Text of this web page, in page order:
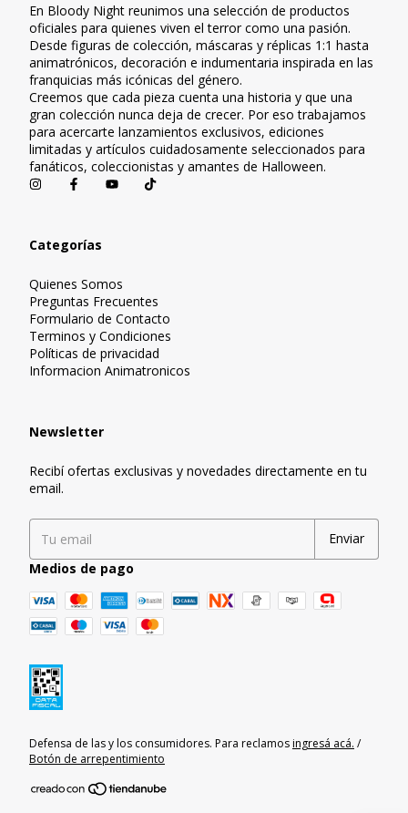
En Bloody Night reunimos una selección de productos
oficiales para quienes viven el terror como una pasión.
Desde figuras de colección, máscaras y réplicas 1:1 hasta
animatrónicos, decoración e indumentaria inspirada en las
franquicias más icónicas del género.
Creemos que cada pieza cuenta una historia y que una
gran colección nunca deja de crecer. Por eso trabajamos
para acercarte lanzamientos exclusivos, ediciones
limitadas y artículos cuidadosamente seleccionados para
fanáticos, coleccionistas y amantes de Halloween.
Categorías
Quienes Somos
Preguntas Frecuentes
Formulario de Contacto
Terminos y Condiciones
Políticas de privacidad
Informacion Animatronicos
Newsletter
Recibí ofertas exclusivas y novedades directamente en tu
email.
Medios de pago
Defensa de las y los consumidores. Para reclamosingresá acá. /
Botón de arrepentimiento